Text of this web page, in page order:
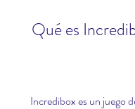
Qué es